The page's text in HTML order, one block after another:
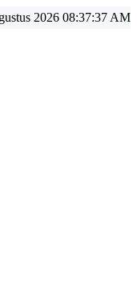
2026 08:37:40 AM